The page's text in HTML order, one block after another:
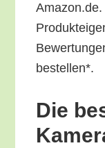
bestellen*.
Die